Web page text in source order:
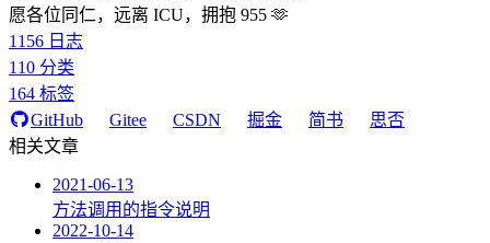
愿各位同仁，远离 ICU，拥抱 955 🫶
1156 日志
110 分类
164 标签
GitHub
Gitee CSDN 掘金 简书
思否
相关文章
2021-06-13
方法调用的指令说明
2022-10-14